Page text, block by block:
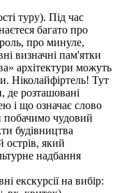
туру). Під час
багато про
про минуле,
визначні пам'ятки
архітектури можуть
Ніколайфіртель! Тут
де розташовані
і що означає слово
чудовий
будівництва
острів, який
надбання
екскурсії на вибір: